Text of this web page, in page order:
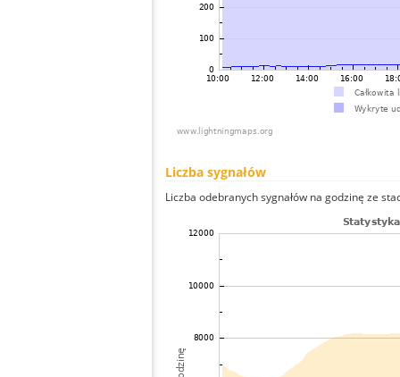
Liczba sygnałów
Liczba odebranych sygnałów na godzinę ze